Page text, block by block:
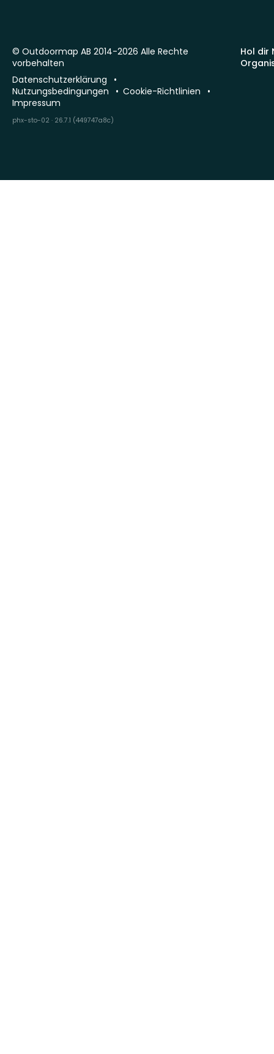
Hol dir
© Outdoormap AB 2014-2026 Alle Rechte
vorbehalten
Datenschutzerklärung
Nutzungsbedingungen
Cookie-Richtlinien
Impressum
phx-sto-02 · 26.7.1 (449747a8c)